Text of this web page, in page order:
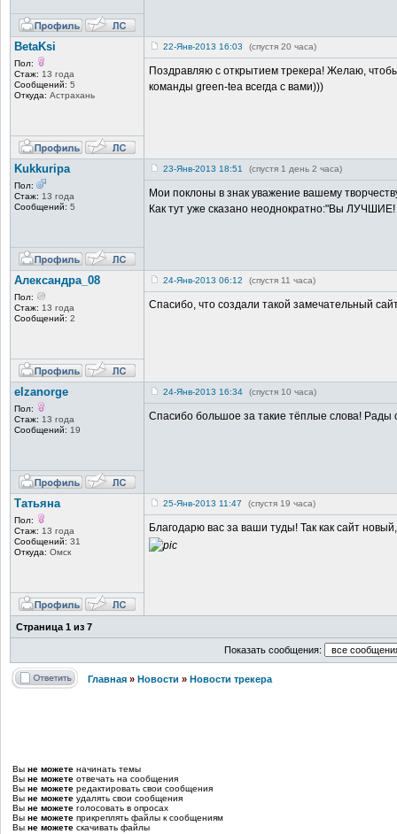
BetaKsi
Пол:
Стаж: 13 года
Сообщений: 5
Откуда: Астрахань
22-Янв-2013 16:03 (спустя 20 часа)
Поздравляю с открытием трекера! Желаю,
команды green-tea всегда с вами)))
Kukkuripa
Пол:
Стаж: 13 года
Сообщений: 5
23-Янв-2013 18:51 (спустя 1 день 2 часа)
Мои поклоны в знак уважение вашему
Как тут уже сказано неоднократно:"Вы ЛУЧШИЕ!
Александра_08
Пол:
Стаж: 13 года
Сообщений: 2
24-Янв-2013 06:12 (спустя 11 часа)
Спасибо, что создали такой замечательный
elzanorge
Пол:
Стаж: 13 года
Сообщений: 19
24-Янв-2013 16:34 (спустя 10 часа)
Спасибо большое за такие тёплые слова! Рады
Татьяна
Пол:
Стаж: 13 года
Сообщений: 31
Откуда: Омск
25-Янв-2013 11:47 (спустя 19 часа)
Благодарю вас за ваши туды! Так как сайт
Страница 1 из 7
Показать сообщения:
Главная » Новости » Новости трекера
Вы не можете начинать темы
Вы не можете отвечать на сообщения
Вы не можете редактировать свои сообщения
Вы не можете удалять свои сообщения
Вы не можете голосовать в опросах
Вы не можете прикреплять файлы к сообщениям
Вы не можете скачивать файлы